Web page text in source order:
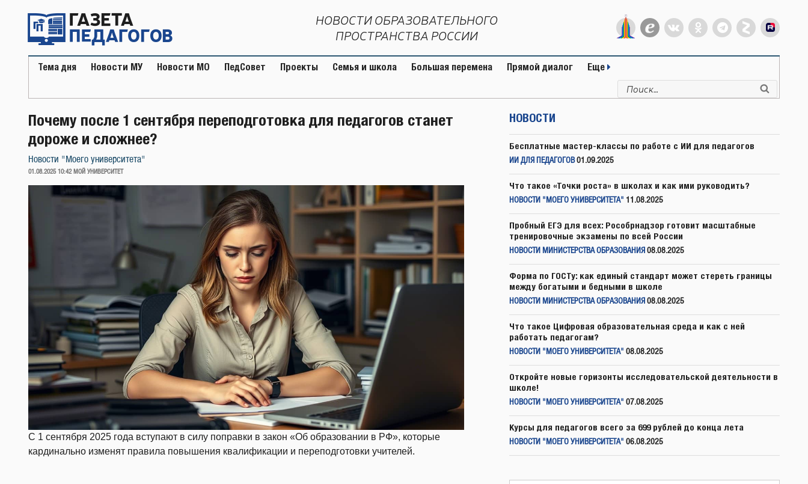
содержимому
НОВОСТИ ОБРАЗОВАТЕЛЬНОГО
ПРОСТРАНСТВА РОССИИ
Тема дня Новости МУ Новости МО ПедСовет Проекты Семья и школа Большая перемена Прямой диалог Еще
Искать:
Почему после 1 сентября переподготовка для педагогов станет
дороже и сложнее?
Новости "Моего университета"
ОПУБЛИКОВАНО
01.08.2025 10:42 МОЙ УНИВЕРСИТЕТ
С 1 сентября 2025 года вступают в силу поправки в закон «Об образовании в РФ», которые
кардинально изменят правила повышения квалификации и переподготовки учителей.
НОВОСТИ
Бесплатные мастер-классы по работе с ИИ для педагогов
ИИ ДЛЯ ПЕДАГОГОВ 01.09.2025
Что такое «Точки роста» в школах и как ими руководить?
НОВОСТИ "МОЕГО УНИВЕРСИТЕТА" 11.08.2025
Пробный ЕГЭ для всех: Рособрнадзор готовит масштабные
тренировочные экзамены по всей России
НОВОСТИ МИНИСТЕРСТВА ОБРАЗОВАНИЯ 08.08.2025
Форма по ГОСТу: как единый стандарт может стереть границы
между богатыми и бедными в школе
НОВОСТИ МИНИСТЕРСТВА ОБРАЗОВАНИЯ 08.08.2025
Что такое Цифровая образовательная среда и как с ней
работать педагогам?
НОВОСТИ "МОЕГО УНИВЕРСИТЕТА" 08.08.2025
Откройте новые горизонты исследовательской деятельности в
школе!
НОВОСТИ "МОЕГО УНИВЕРСИТЕТА" 07.08.2025
Курсы для педагогов всего за 699 рублей до конца лета
НОВОСТИ "МОЕГО УНИВЕРСИТЕТА" 06.08.2025